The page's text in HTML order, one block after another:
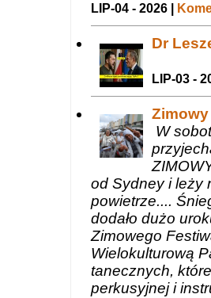
LIP-04 - 2026 |
Dr
LIP-03 -
W
od Sydney i leży
powietrze....
dodało dużo
Zimowego
Wielokulturową
tanecznych,
perkusyjnej i